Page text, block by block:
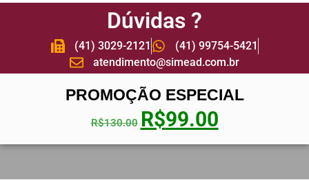
Dúvidas ?
(41) 3029-2121
(41) 99754-5421
atendimento@simead.com.br
PROMOÇÃO ESPECIAL
R$130.00 R$99.00